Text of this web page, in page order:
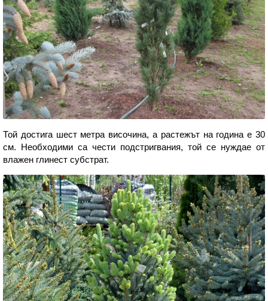
Той достига шест метра височина, а растежът на година е 30
см. Необходими са чести подстригвания, той се нуждае от
влажен глинест субстрат.